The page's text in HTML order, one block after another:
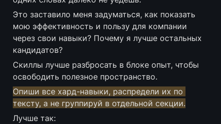
Это заставило меня задуматься, как показать
мою эффективность и пользу для компании
через свои навыки? Почему я лучше остальных
кандидатов?
Скиллы лучше разбросать в блоке опыт, чтобы
освободить полезное пространство.
Опиши все хард-навыки, распредели их по
тексту, а не группируй в отдельной секции.
Лучше так: